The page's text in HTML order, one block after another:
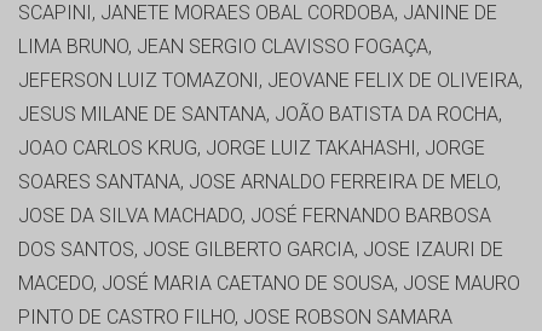
SCAPINI, JANETE MORAES OBAL CORDOBA, JANINE DE
LIMA BRUNO, JEAN SERGIO CLAVISSO FOGAÇA,
JEFERSON LUIZ TOMAZONI, JEOVANE FELIX DE OLIVEIRA,
JESUS MILANE DE SANTANA, JOÃO BATISTA DA ROCHA,
JOAO CARLOS KRUG, JORGE LUIZ TAKAHASHI, JORGE
SOARES SANTANA, JOSE ARNALDO FERREIRA DE MELO,
JOSE DA SILVA MACHADO, JOSÉ FERNANDO BARBOSA
DOS SANTOS, JOSE GILBERTO GARCIA, JOSE IZAURI DE
MACEDO, JOSÉ MARIA CAETANO DE SOUSA, JOSE MAURO
PINTO DE CASTRO FILHO, JOSE ROBSON SAMARA